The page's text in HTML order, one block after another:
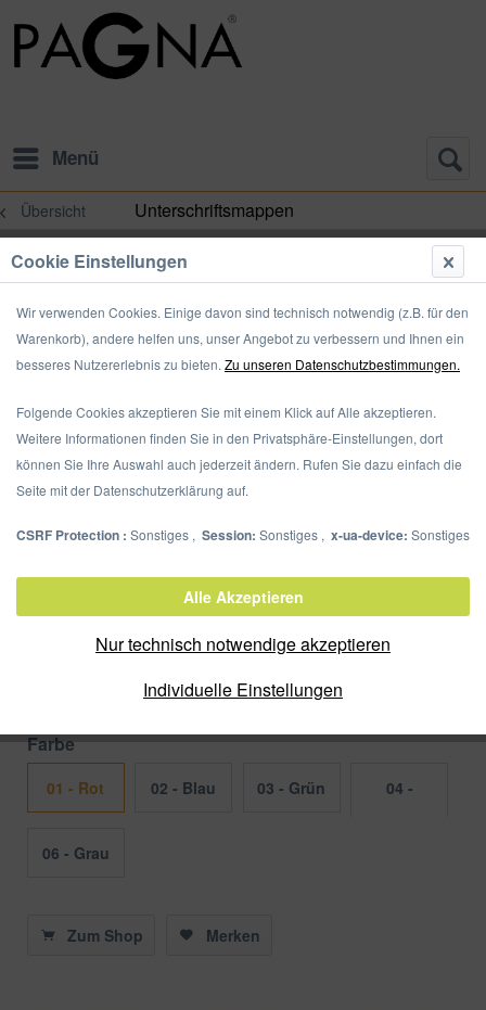
Menü
Übersicht Unterschriftsmappen
Unterschriftsmappe DE LUXE 20
Fächer
Artikel-Nr.:
24202-01
Farbe
01 - Rot 02 - Blau 03 - Grün
04 -
06 - Grau
Zum Shop Merken
Cookie Einstellungen
Wir verwenden Cookies. Einige davon sind technisch notwendig (z.B. für den
Warenkorb), andere helfen uns, unser Angebot zu verbessern und Ihnen ein
besseres Nutzererlebnis zu bieten. Zu unseren Datenschutzbestimmungen.
Folgende Cookies akzeptieren Sie mit einem Klick auf Alle akzeptieren.
Weitere Informationen finden Sie in den Privatsphäre-Einstellungen, dort
können Sie Ihre Auswahl auch jederzeit ändern. Rufen Sie dazu einfach die
Seite mit der Datenschutzerklärung auf.
CSRF Protection : Sonstiges , Session: Sonstiges , x-ua-device: Sonstiges
Individuelle Einstellungen
Nur technisch notwendige akzeptieren
Alle Akzeptieren